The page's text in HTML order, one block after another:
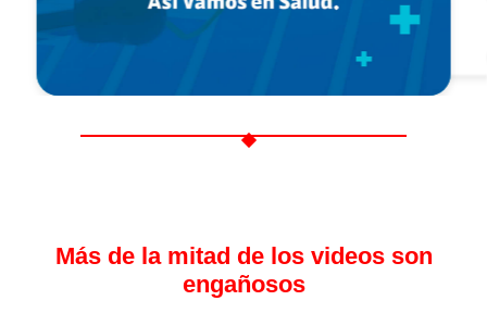
Más de la mitad de los videos son
engañosos